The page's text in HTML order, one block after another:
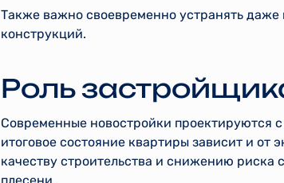
Также важно своевременно устранять даже
конструкций.
Роль
Современные новостройки проектируются
итоговое состояние квартиры зависит и от
качеству строительства и снижению риска